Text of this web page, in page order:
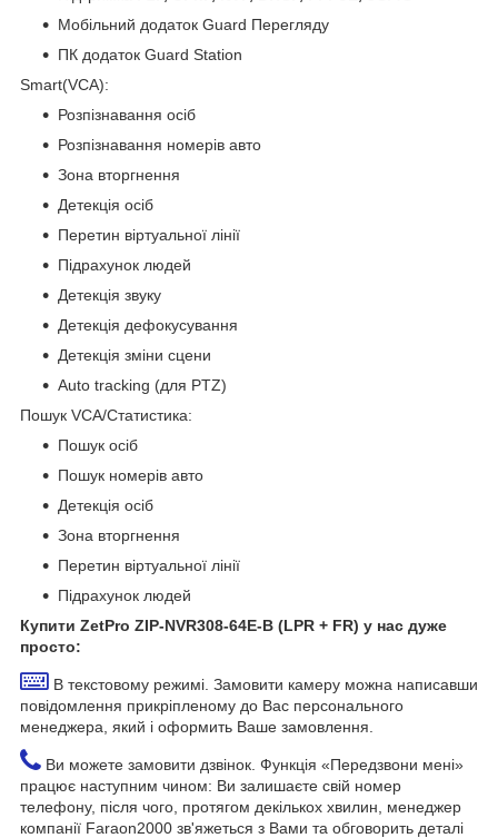
Мобільний додаток Guard Перегляду
ПК додаток Guard Station
Smart(VCA):
Розпізнавання осіб
Розпізнавання номерів авто
Зона вторгнення
Детекція осіб
Перетин віртуальної лінії
Підрахунок людей
Детекція звуку
Детекція дефокусування
Детекція зміни сцени
Auto tracking (для PTZ)
Пошук VCA/Статистика:
Пошук осіб
Пошук номерів авто
Детекція осіб
Зона вторгнення
Перетин віртуальної лінії
Підрахунок людей
Купити ZetPro ZIP-NVR308-64E-B (LPR + FR) у нас дуже
просто:
В текстовому режимі. Замовити камеру можна написавши
повідомлення прикріпленому до Вас персонального
менеджера, який і оформить Ваше замовлення.
Ви можете замовити дзвінок. Функція «Передзвони мені»
працює наступним чином: Ви залишаєте свій номер
телефону, після чого, протягом декількох хвилин, менеджер
компанії Faraon2000 зв'яжеться з Вами та обговорить деталі